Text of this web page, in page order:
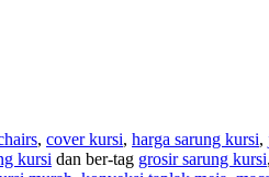
, cover kursi, harga sarung kursi,
kursi dan ber-tag grosir sarung kursi,